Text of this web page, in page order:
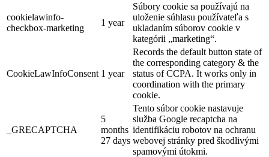
cookielawinfo-
checkbox-marketing
1 year
Súbory cookie sa používajú na
uloženie súhlasu používateľa s
ukladaním súborov cookie v
kategórii „marketing“.
CookieLawInfoConsent 1 year
Records the default button state of
the corresponding category & the
status of CCPA. It works only in
coordination with the primary
cookie.
_GRECAPTCHA
5
months
27 days
Tento súbor cookie nastavuje
služba Google recaptcha na
identifikáciu robotov na ochranu
webovej stránky pred škodlivými
spamovými útokmi.